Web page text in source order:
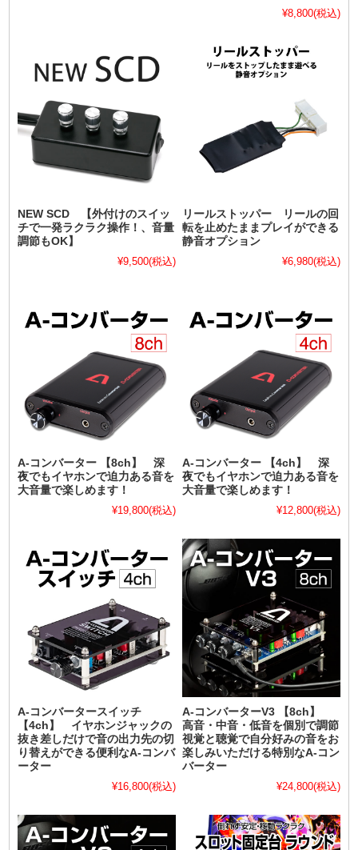
¥8,800(税込)
NEW SCD 【外付けのスイッ
チで一発ラクラク操作！、音量
調節もOK】
¥9,500(税込)
リールストッパー リールの回
転を止めたままプレイができる
静音オプション
¥6,980(税込)
A-コンバーター 【8ch】 深
夜でもイヤホンで迫力ある音を
大音量で楽しめます！
¥19,800(税込)
A-コンバーター 【4ch】 深
夜でもイヤホンで迫力ある音を
大音量で楽しめます！
¥12,800(税込)
A-コンバータースイッチ
【4ch】 イヤホンジャックの
抜き差しだけで音の出力先の切
り替えができる便利なA-コンバ
ーター
¥16,800(税込)
A-コンバーターV3 【8ch】
高音・中音・低音を個別で調節
視覚と聴覚で自分好みの音をお
楽しみいただける特別なA-コン
バーター
¥24,800(税込)